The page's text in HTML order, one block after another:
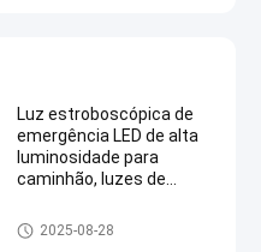
Luz estroboscópica de
emergência LED de alta
luminosidade para
caminhão, luzes de
veículos de 18W
Lâmpada de estroboscópio de
camião
2025-08-28